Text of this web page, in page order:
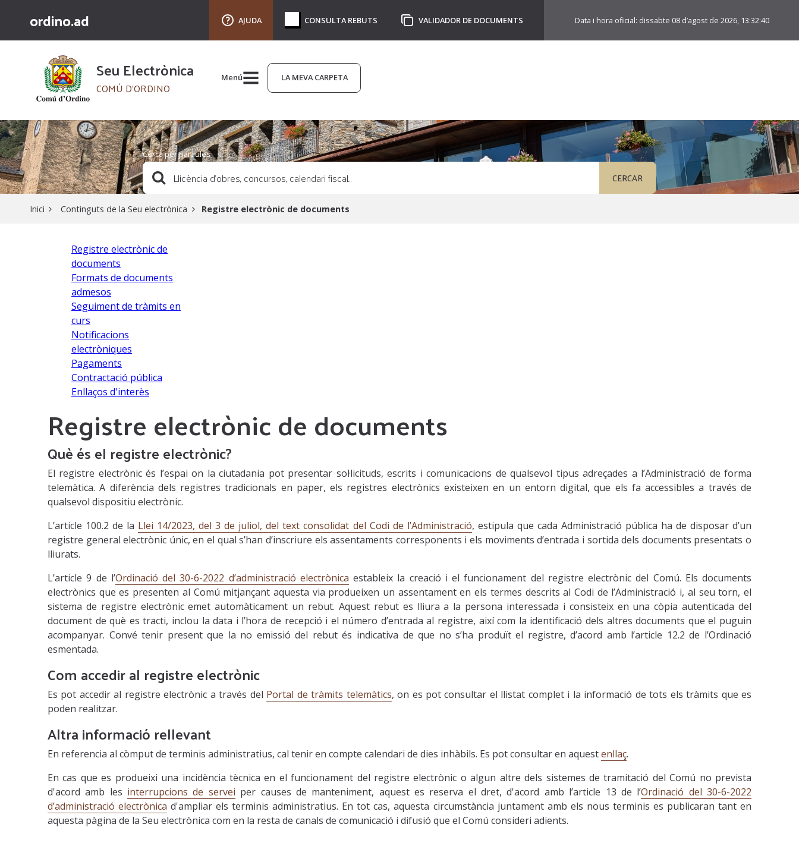
ordino.ad AJUDA CONSULTA REBUTS VALIDADOR DE DOCUMENTS Data i hora oficial: dissabte 08 d’agost de 2026, 13:32:41
Seu Electrònica
COMÚ D'ORDINO
Menú LA MEVA CARPETA
Cèrca per paraules
CERCAR
Inici Continguts de la Seu electrònica Registre electrònic de documents
Registre electrònic de
documents
Formats de documents
admesos
Seguiment de tràmits en
curs
Notificacions
electròniques
Pagaments
Contractació pública
Enllaços d'interès
Registre electrònic de documents
Què és el registre electrònic?
El registre electrònic és l’espai on la ciutadania pot presentar sol·licituds, escrits i comunicacions de qualsevol tipus adreçades a l’Administració de forma
telemàtica. A diferència dels registres tradicionals en paper, els registres electrònics existeixen en un entorn digital, que els fa accessibles a través de
qualsevol dispositiu electrònic.
L’article 100.2 de la Llei 14/2023, del 3 de juliol, del text consolidat del Codi de l’Administració, estipula que cada Administració pública ha de disposar d’un
registre general electrònic únic, en el qual s’han d’inscriure els assentaments corresponents i els moviments d’entrada i sortida dels documents presentats o
lliurats.
L’article 9 de l’Ordinació del 30-6-2022 d’administració electrònica estableix la creació i el funcionament del registre electrònic del Comú. Els documents
electrònics que es presenten al Comú mitjançant aquesta via produeixen un assentament en els termes descrits al Codi de l’Administració i, al seu torn, el
sistema de registre electrònic emet automàticament un rebut. Aquest rebut es lliura a la persona interessada i consisteix en una còpia autenticada del
document de què es tracti, inclou la data i l’hora de recepció i el número d’entrada al registre, així com la identificació dels altres documents que el puguin
acompanyar. Convé tenir present que la no emissió del rebut és indicativa de que no s’ha produït el registre, d’acord amb l’article 12.2 de l’Ordinació
esmentada.
Com accedir al registre electrònic
Es pot accedir al registre electrònic a través del Portal de tràmits telemàtics, on es pot consultar el llistat complet i la informació de tots els tràmits que es
poden realitzar.
Altra informació rellevant
En referencia al còmput de terminis administratius, cal tenir en compte calendari de dies inhàbils. Es pot consultar en aquestenllaç.
En cas que es produeixi una incidència tècnica en el funcionament del registre electrònic o algun altre dels sistemes de tramitació del Comú no prevista
d'acord amb les interrupcions de servei per causes de manteniment, aquest es reserva el dret, d'acord amb l’article 13 de l’Ordinació del 30-6-2022
d’administració electrònica d'ampliar els terminis administratius. En tot cas, aquesta circumstància juntament amb els nous terminis es publicaran tant en
aquesta pàgina de la Seu electrònica com en la resta de canals de comunicació i difusió que el Comú consideri adients.